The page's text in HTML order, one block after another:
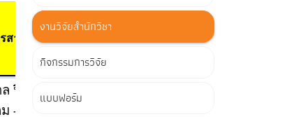
งานวิจัยสำนักวิชา
กิจกรรมการวิจัย
แบบฟอร์ม